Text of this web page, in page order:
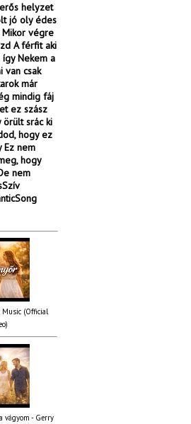
helyzet
jó oly édes
végre
A férfit aki
Nekem a
van csak
már
mindig fáj
ez szász
örült srác ki
hogy ez
Ez nem
hogy
nem
Music (Official
vágyom - Gerry